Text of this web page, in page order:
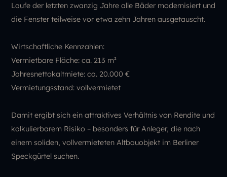
Laufe der letzten zwanzig Jahre alle Bäder modernisiert und
die Fenster teilweise vor etwa zehn Jahren ausgetauscht.
Wirtschaftliche Kennzahlen:
Vermietbare Fläche: ca. 213 m²
Jahresnettokaltmiete: ca. 20.000 €
Vermietungsstand: vollvermietet
Damit ergibt sich ein attraktives Verhältnis von Rendite und
kalkulierbarem Risiko – besonders für Anleger, die nach
einem soliden, vollvermieteten Altbauobjekt im Berliner
Speckgürtel suchen.